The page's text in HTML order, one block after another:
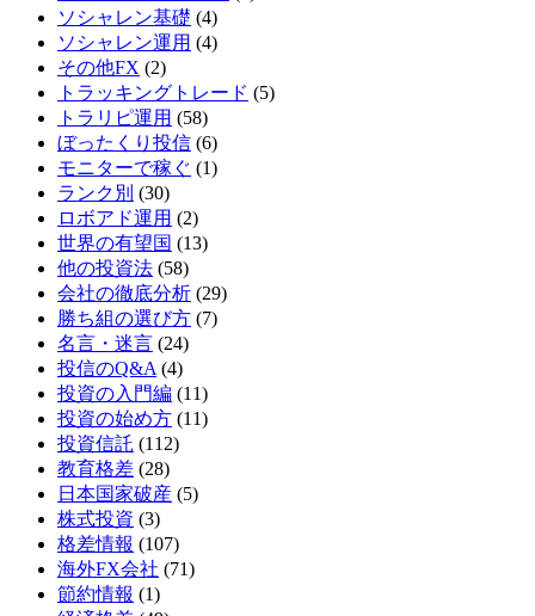
ソシャレン基礎 (4)
ソシャレン運用 (4)
その他FX (2)
トラッキングトレード (5)
トラリピ運用 (58)
ぼったくり投信 (6)
モニターで稼ぐ (1)
ランク別 (30)
ロボアド運用 (2)
世界の有望国 (13)
他の投資法 (58)
会社の徹底分析 (29)
勝ち組の選び方 (7)
名言・迷言 (24)
投信のQ&A (4)
投資の入門編 (11)
投資の始め方 (11)
投資信託 (112)
教育格差 (28)
日本国家破産 (5)
株式投資 (3)
格差情報 (107)
海外FX会社 (71)
節約情報 (1)